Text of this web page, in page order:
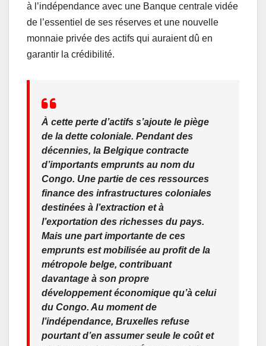
à l’indépendance avec une Banque centrale vidée
de l’essentiel de ses réserves et une nouvelle
monnaie privée des actifs qui auraient dû en
garantir la crédibilité.
À cette perte d’actifs s’ajoute le piège
de la dette coloniale. Pendant des
décennies, la Belgique contracte
d’importants emprunts au nom du
Congo. Une partie de ces ressources
finance des infrastructures coloniales
destinées à l’extraction et à
l’exportation des richesses du pays.
Mais une part importante de ces
emprunts est mobilisée au profit de la
métropole belge, contribuant
davantage à son propre
développement économique qu’à celui
du Congo. Au moment de
l’indépendance, Bruxelles refuse
pourtant d’en assumer seule le coût et